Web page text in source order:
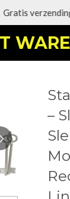
Gratis
–